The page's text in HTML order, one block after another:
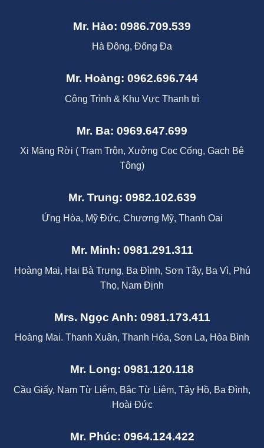
Mr. Hào: 0986.709.539
Hà Đông, Đống Đa
Mr. Hoàng: 0962.696.744
Công Trình & Khu Vực Thanh trì
Mr. Ba: 0969.647.699
Xi Măng Rời ( Trạm Trộn, Xưởng Cọc Cống, Gach Bê
Tông)
Mr. Trung: 0982.102.639
Ứng Hòa, Mỹ Đức, Chương Mỹ, Thanh Oai
Mr. Minh: 0981.291.311
Hoàng Mai, Hai Bà Trưng, Ba Đình, Sơn Tây, Ba Vì, Phú
Thọ, Nam Định
Mrs. Ngọc Anh: 0981.173.411
Hoàng Mai. Thanh Xuân, Thanh Hóa, Sơn La, Hòa Bình
Mr. Long: 0981.120.118
Cầu Giấy, Nam Từ Liêm, Bắc Từ Liêm, Tây Hồ, Ba Đình,
Hoài Đức
Mr. Phúc: 0964.124.422